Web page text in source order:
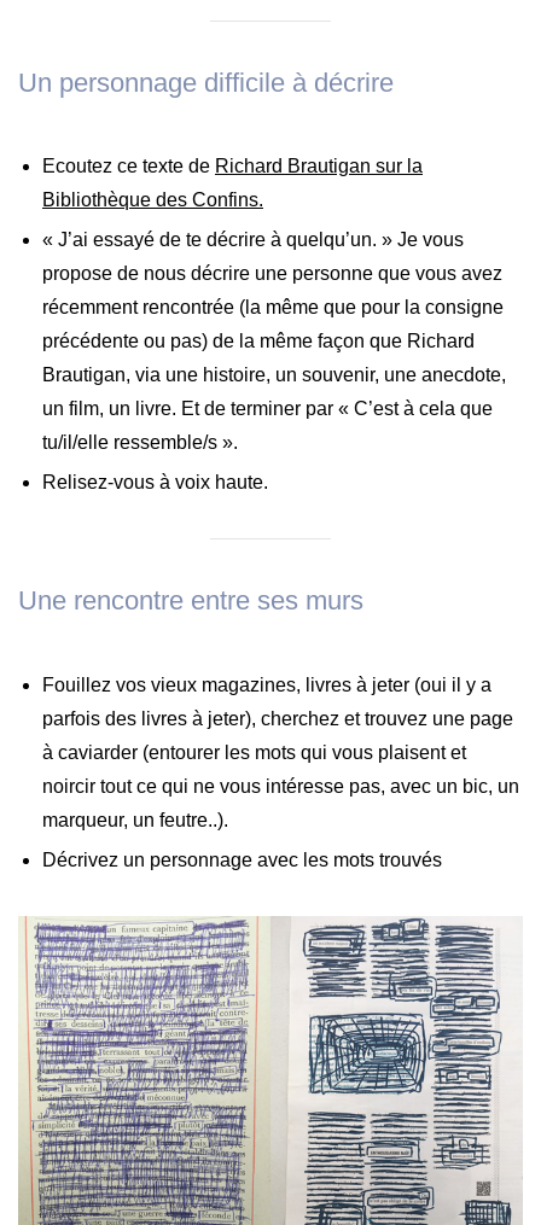
Un personnage difficile à décrire
Ecoutez ce texte de Richard Brautigan sur la
Bibliothèque des Confins.
« J’ai essayé de te décrire à quelqu’un. » Je vous
propose de nous décrire une personne que vous avez
récemment rencontrée (la même que pour la consigne
précédente ou pas) de la même façon que Richard
Brautigan, via une histoire, un souvenir, une anecdote,
un film, un livre. Et de terminer par « C’est à cela que
tu/il/elle ressemble/s ».
Relisez-vous à voix haute.
Une rencontre entre ses murs
Fouillez vos vieux magazines, livres à jeter (oui il y a
parfois des livres à jeter), cherchez et trouvez une page
à caviarder (entourer les mots qui vous plaisent et
noircir tout ce qui ne vous intéresse pas, avec un bic, un
marqueur, un feutre..).
Décrivez un personnage avec les mots trouvés